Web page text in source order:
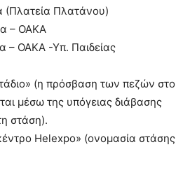
(Πλατεία Πλατάνου)
– ΟΑΚΑ
– ΟΑΚΑ -Υπ. Παιδείας
(η πρόσβαση των πεζών στο
μέσω της υπόγειας διάβασης
στάση).
Helexpo» (ονομασία στάσης